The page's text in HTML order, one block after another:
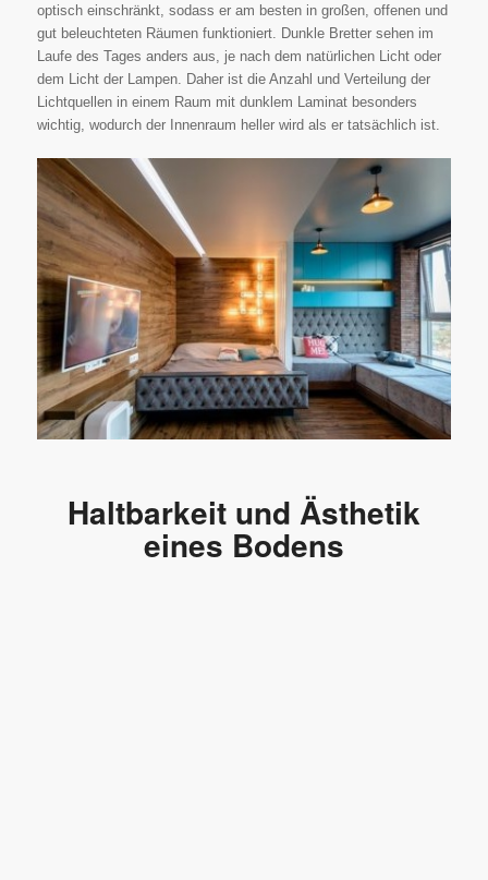
optisch einschränkt, sodass er am besten in großen, offenen und
gut beleuchteten Räumen funktioniert. Dunkle Bretter sehen im
Laufe des Tages anders aus, je nach dem natürlichen Licht oder
dem Licht der Lampen. Daher ist die Anzahl und Verteilung der
Lichtquellen in einem Raum mit dunklem Laminat besonders
wichtig, wodurch der Innenraum heller wird als er tatsächlich ist.
Haltbarkeit und Ästhetik
eines Bodens